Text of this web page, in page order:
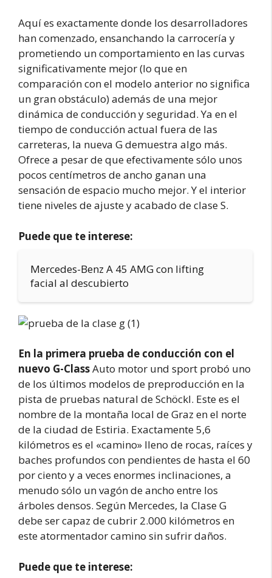
Aquí es exactamente donde los desarrolladores
han comenzado, ensanchando la carrocería y
prometiendo un comportamiento en las curvas
significativamente mejor (lo que en
comparación con el modelo anterior no significa
un gran obstáculo) además de una mejor
dinámica de conducción y seguridad. Ya en el
tiempo de conducción actual fuera de las
carreteras, la nueva G demuestra algo más.
Ofrece a pesar de que efectivamente sólo unos
pocos centímetros de ancho ganan una
sensación de espacio mucho mejor. Y el interior
tiene niveles de ajuste y acabado de clase S.
Puede que te interese:
Mercedes-Benz A 45 AMG con lifting
facial al descubierto
En la primera prueba de conducción con el
nuevo G-ClassAuto motor und sport probó uno
de los últimos modelos de preproducción en la
pista de pruebas natural de Schöckl. Este es el
nombre de la montaña local de Graz en el norte
de la ciudad de Estiria. Exactamente 5,6
kilómetros es el «camino» lleno de rocas, raíces y
baches profundos con pendientes de hasta el 60
por ciento y a veces enormes inclinaciones, a
menudo sólo un vagón de ancho entre los
árboles densos. Según Mercedes, la Clase G
debe ser capaz de cubrir 2.000 kilómetros en
este atormentador camino sin sufrir daños.
Puede que te interese: